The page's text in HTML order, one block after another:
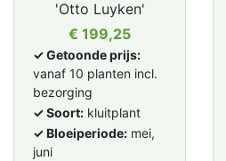
'Otto Luyken'
Prijs
€ 199,25
✓ Getoonde prijs:
vanaf 10 planten incl.
bezorging
✓ Soort: kluitplant
✓ Bloeiperiode: mei,
juni